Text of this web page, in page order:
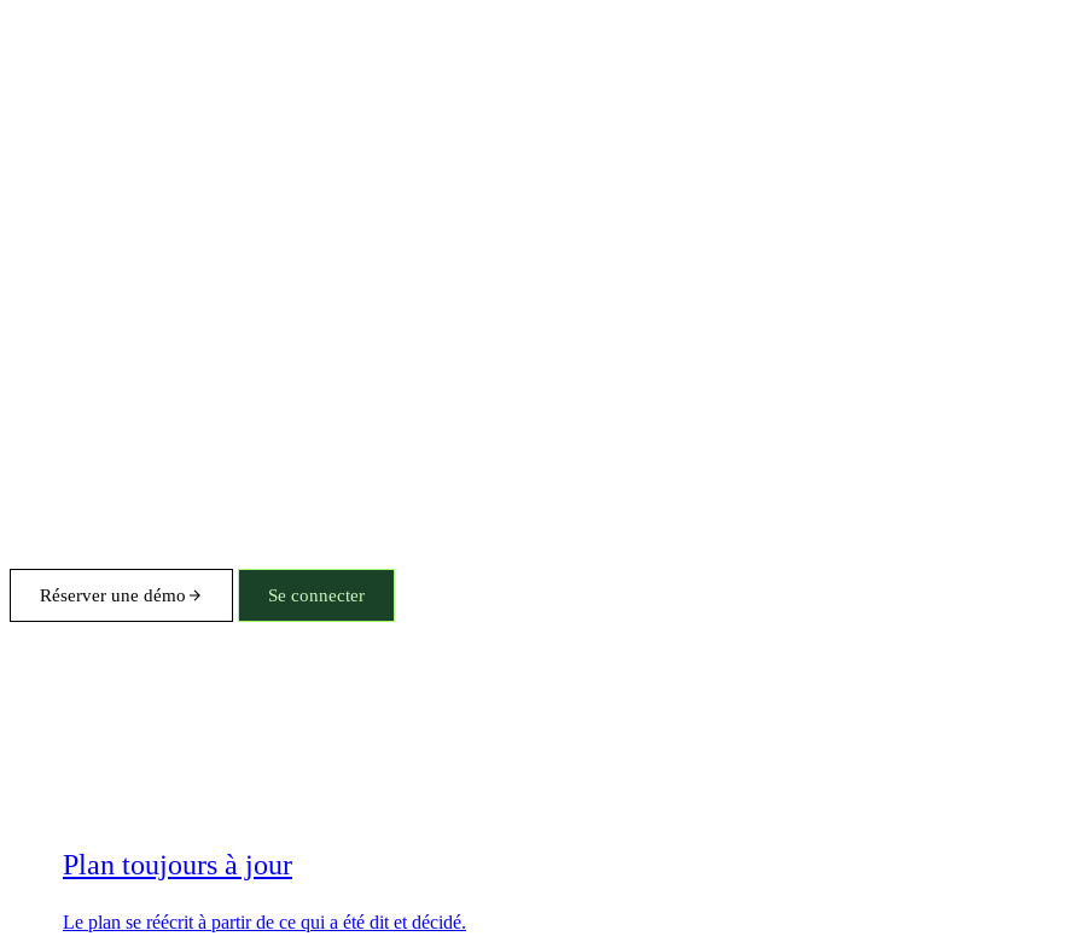
Réserver une démo Se connecter
Plan toujours à jour
Le plan se réécrit à partir de ce qui a été dit et décidé.